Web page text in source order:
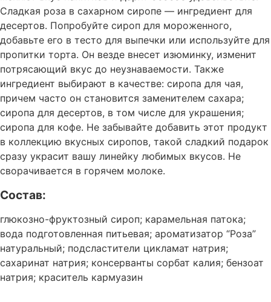
Сладкая роза в сахарном сиропе — ингредиент для
десертов. Попробуйте сироп для мороженного,
добавьте его в тесто для выпечки или используйте для
пропитки торта. Он везде внесет изюминку, изменит
потрясающий вкус до неузнаваемости. Также
ингредиент выбирают в качестве: сиропа для чая,
причем часто он становится заменителем сахара;
сиропа для десертов, в том числе для украшения;
сиропа для кофе. Не забывайте добавить этот продукт
в коллекцию вкусных сиропов, такой сладкий подарок
сразу украсит вашу линейку любимых вкусов. Не
сворачивается в горячем молоке.
Состав:
глюкозно-фруктозный сироп; карамельная патока;
вода подготовленная питьевая; ароматизатор “Роза”
натуральный; подсластители цикламат натрия;
сахаринат натрия; консерванты сорбат калия; бензоат
натрия; краситель кармуазин